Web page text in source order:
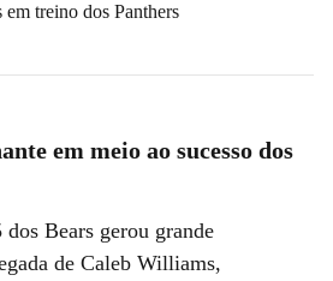
em treino dos Panthers
em meio ao sucesso dos
Bears gerou grande
de Caleb Williams,